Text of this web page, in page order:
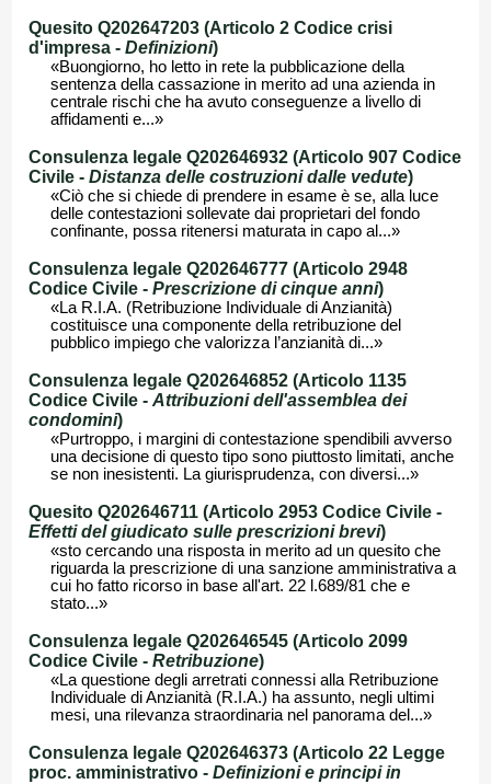
Quesito Q202647203 (Articolo 2 Codice crisi
d'impresa - Definizioni)
«Buongiorno, ho letto in rete la pubblicazione della
sentenza della cassazione in merito ad una azienda in
centrale rischi che ha avuto conseguenze a livello di
affidamenti e...»
Consulenza legale Q202646932 (Articolo 907 Codice
Civile - Distanza delle costruzioni dalle vedute)
«Ciò che si chiede di prendere in esame è se, alla luce
delle contestazioni sollevate dai proprietari del fondo
confinante, possa ritenersi maturata in capo al...»
Consulenza legale Q202646777 (Articolo 2948
Codice Civile - Prescrizione di cinque anni)
«La R.I.A. (Retribuzione Individuale di Anzianità)
costituisce una componente della retribuzione del
pubblico impiego che valorizza l’anzianità di...»
Consulenza legale Q202646852 (Articolo 1135
Codice Civile - Attribuzioni dell'assemblea dei
condomini)
«Purtroppo, i margini di contestazione spendibili avverso
una decisione di questo tipo sono piuttosto limitati, anche
se non inesistenti. La giurisprudenza, con diversi...»
Quesito Q202646711 (Articolo 2953 Codice Civile -
Effetti del giudicato sulle prescrizioni brevi)
«sto cercando una risposta in merito ad un quesito che
riguarda la prescrizione di una sanzione amministrativa a
cui ho fatto ricorso in base all'art. 22 l.689/81 che e
stato...»
Consulenza legale Q202646545 (Articolo 2099
Codice Civile - Retribuzione)
«La questione degli arretrati connessi alla Retribuzione
Individuale di Anzianità (R.I.A.) ha assunto, negli ultimi
mesi, una rilevanza straordinaria nel panorama del...»
Consulenza legale Q202646373 (Articolo 22 Legge
proc. amministrativo - Definizioni e principi in